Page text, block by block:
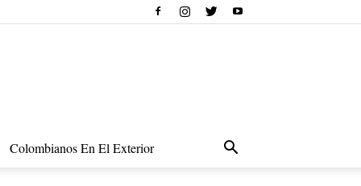
Colombianos En El Exterior